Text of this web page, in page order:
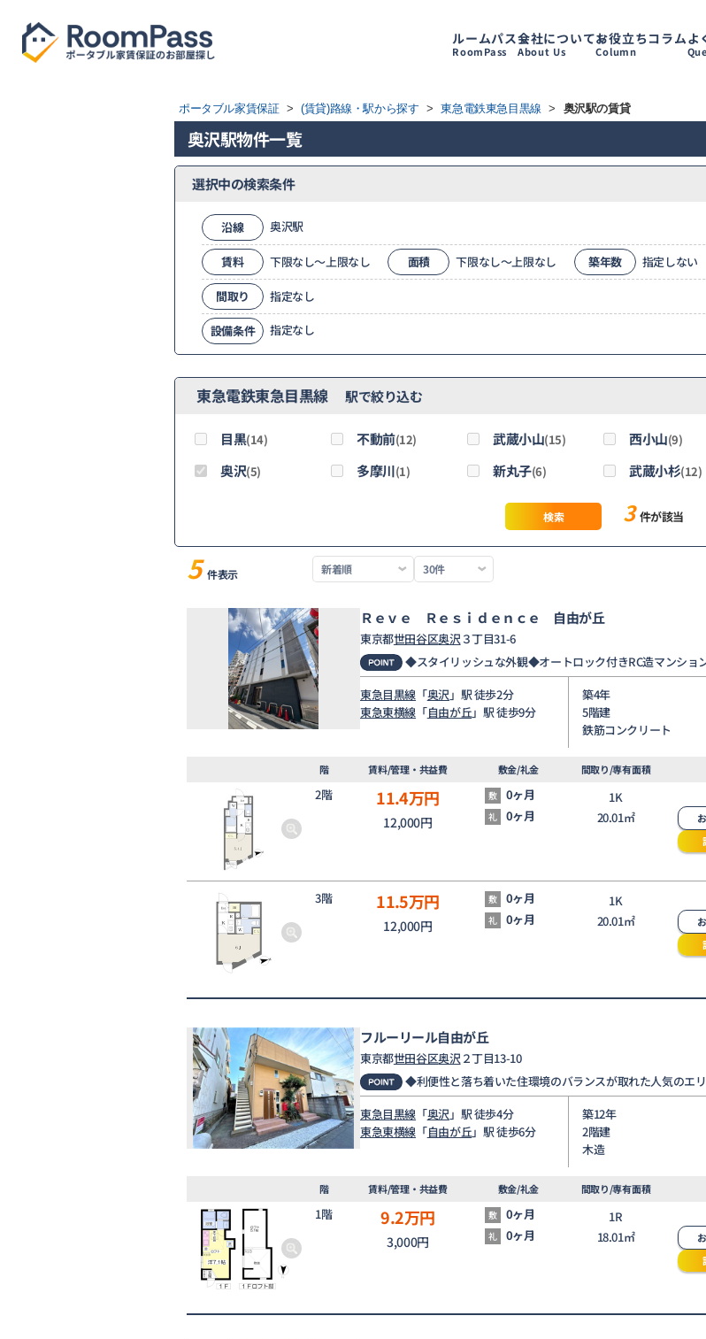
ルームパス
RoomPass
会社について
About Us
お役立ちコラム
Column
よ
ポータブル家賃保証 > (賃貸)路線・駅から探す > 東急電鉄東急目黒線 > 奥沢駅の賃貸
奥沢駅物件一覧
選択中の検索条件
沿線 奥沢駅
賃料 下限なし～上限なし 面積 下限なし～上限なし 築年数 指定しない
間取り 指定なし
設備条件 指定なし
東急電鉄東急目黒線 駅で絞り込む
目黒(14) 不動前(12) 武蔵小山(15) 西小山(9)
奥沢(5) 多摩川(1) 新丸子(6) 武蔵小杉(12)
検索 3 件が該当
5 件表示
Ｒｅｖｅ Ｒｅｓｉｄｅｎｃｅ 自由が丘
東京都世田谷区奥沢 ３丁目31-6
◆スタイリッシュな外観◆オートロック付きRC造マンショ
東急目黒線 「奥沢 」駅 徒歩2分
東急東横線 「自由が丘」駅 徒歩9分
築4年
5階建
鉄筋コンクリート
階 賃料/管理・共益費 敷金/礼金 間取り/専有面積
2階 11.4万円
12,000円
敷 0ヶ月
礼 0ヶ月
1K
20.01㎡
3階 11.5万円
12,000円
敷 0ヶ月
礼 0ヶ月
1K
20.01㎡
フルーリール自由が丘
東京都世田谷区奥沢 ２丁目13-10
◆利便性と落ち着いた住環境のバランスが取れた人気のエ
東急目黒線 「奥沢 」駅 徒歩4分
東急東横線 「自由が丘」駅 徒歩6分
築12年
2階建
木造
階 賃料/管理・共益費 敷金/礼金 間取り/専有面積
1階 9.2万円
3,000円
敷 0ヶ月
礼 0ヶ月
1R
18.01㎡